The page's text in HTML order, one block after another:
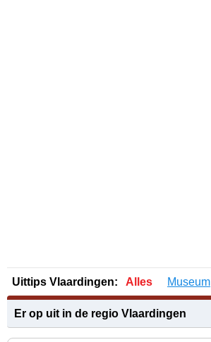
Uittips Vlaardingen: Alles Museum
Er op uit in de regio Vlaardingen